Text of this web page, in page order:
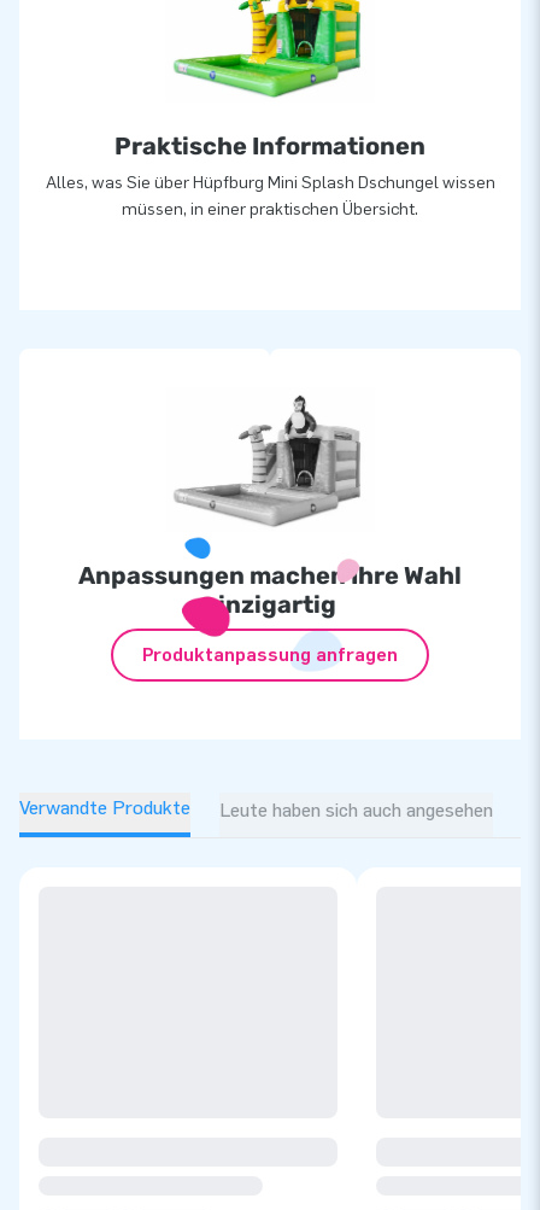
Praktische Informationen
Alles, was Sie über Hüpfburg Mini Splash Dschungel wissen
müssen, in einer praktischen Übersicht.
Anpassungen machen Ihre Wahl
einzigartig
Produktanpassung anfragen
Verwandte Produkte Leute haben sich auch angesehen